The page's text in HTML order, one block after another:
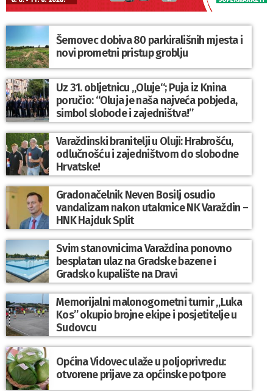
Šemovec dobiva 80 parkirališnih mjesta i
novi prometni pristup groblju
Uz 31. obljetnicu „Oluje“; Puja iz Knina
poručio: “Oluja je naša najveća pobjeda,
simbol slobode i zajedništva!”
Varaždinski branitelji u Oluji: Hrabrošću,
odlučnošću i zajedništvom do slobodne
Hrvatske!
Gradonačelnik Neven Bosilj osudio
vandalizam nakon utakmice NK Varaždin –
HNK Hajduk Split
Svim stanovnicima Varaždina ponovno
besplatan ulaz na Gradske bazene i
Gradsko kupalište na Dravi
Memorijalni malonogometni turnir „Luka
Kos” okupio brojne ekipe i posjetitelje u
Sudovcu
Općina Vidovec ulaže u poljoprivredu:
otvorene prijave za općinske potpore